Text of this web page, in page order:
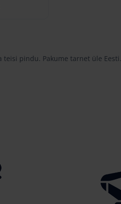
pindu. Pakume tarnet üle Eesti.